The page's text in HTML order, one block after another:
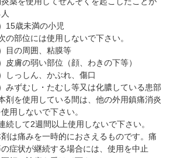
15歳未満の小児
の部位には使用しないで下さい。
目の周囲、粘膜等
皮膚の弱い部位（顔、わきの下等）
しっしん、かぶれ、傷口
）みずむし・たむし等又は化膿している患部
剤を使用している間は、他の外用鎮痛消炎
用しないで下さい。
続して2週間以上使用しないで下さい。
剤は痛みを一時的におさえるものです。痛
症状が継続する場合には、使用を中止